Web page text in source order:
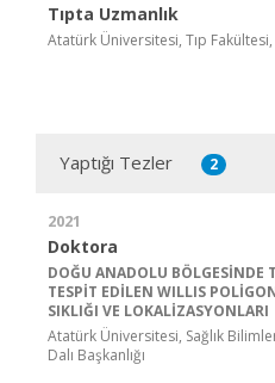
Tıpta Uzmanlık
Atatürk Üniversitesi, Tıp
Yaptığı Tezler 2
2021
Doktora
DOĞU ANADOLU BÖLGESİNDE
TESPİT EDİLEN WILLIS
SIKLIĞI VE LOKALİZASYONLARI
Atatürk Üniversitesi, Sağlık
Dalı Başkanlığı